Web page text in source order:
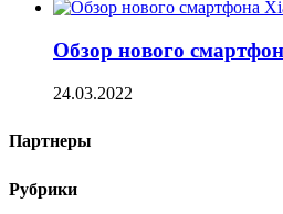
Обзор нового
24.03.2022
Партнеры
Рубрики